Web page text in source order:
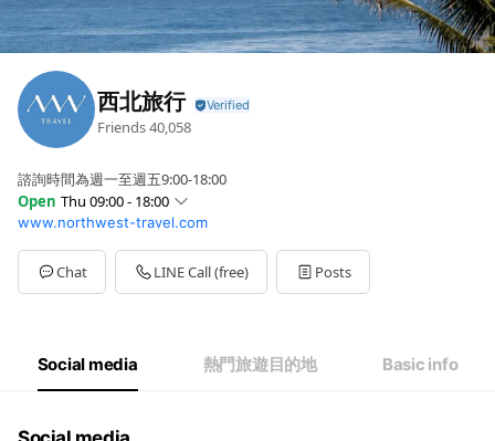
西北旅行
Friends40,058
諮詢時間為週一至週五9:00-18:00
Open Thu 09:00 - 18:00
SunClosed
Mon09:00 - 18:00
Tue09:00 - 18:00
Wed09:00 - 18:00
Closed
www.northwest-travel.com
Chat LINE Call (free) Posts
Social media 熱門旅遊目的地 Basic info